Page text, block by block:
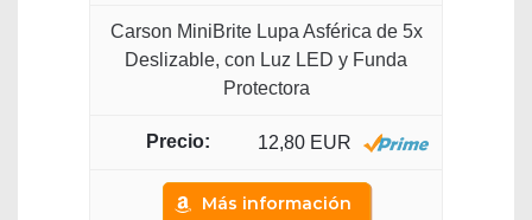
Carson MiniBrite Lupa Asférica de 5x
Deslizable, con Luz LED y Funda
Protectora
12,80 EUR
Más información